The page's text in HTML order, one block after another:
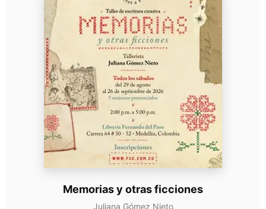
Memorias y otras ficciones
Juliana Gómez Nieto